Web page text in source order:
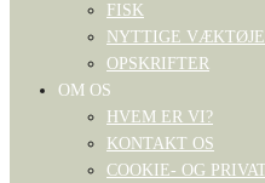
FISK
NYTTIGE
OPSKRIFTER
OM OS
HVEM ER VI?
KONTAKT OS
COOKIE- OG